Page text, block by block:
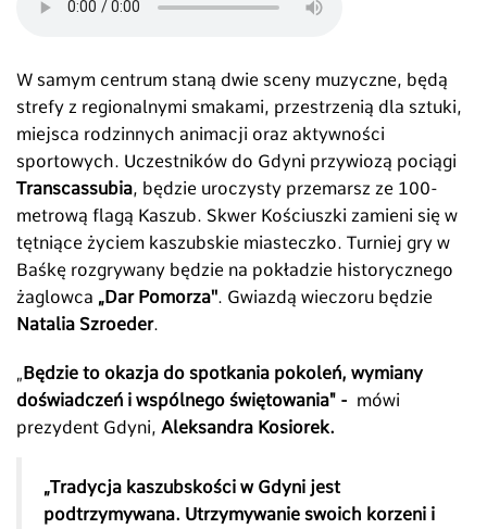
W samym centrum staną dwie sceny muzyczne, będą
strefy z regionalnymi smakami, przestrzenią dla sztuki,
miejsca rodzinnych animacji oraz aktywności
sportowych. Uczestników do Gdyni przywiozą pociągi
Transcassubia, będzie uroczysty przemarsz ze 100-
metrową flagą Kaszub. Skwer Kościuszki zamieni się w
tętniące życiem kaszubskie miasteczko. Turniej gry w
Baśkę rozgrywany będzie na pokładzie historycznego
żaglowca „Dar Pomorza''. Gwiazdą wieczoru będzie
Natalia Szroeder.
„Będzie to okazja do spotkania pokoleń, wymiany
doświadczeń i wspólnego świętowania" - mówi
prezydent Gdyni, Aleksandra Kosiorek.
„Tradycja kaszubskości w Gdyni jest
podtrzymywana. Utrzymywanie swoich korzeni i